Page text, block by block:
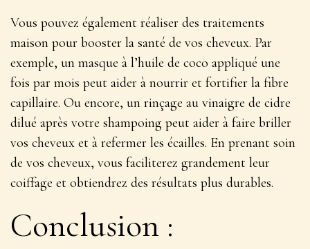
Vous pouvez également réaliser des traitements
maison pour booster la santé de vos cheveux. Par
exemple, un masque à l’huile de coco appliqué une
fois par mois peut aider à nourrir et fortifier la fibre
capillaire. Ou encore, un rinçage au vinaigre de cidre
dilué après votre shampoing peut aider à faire briller
vos cheveux et à refermer les écailles. En prenant soin
de vos cheveux, vous faciliterez grandement leur
coiffage et obtiendrez des résultats plus durables.
Conclusion :